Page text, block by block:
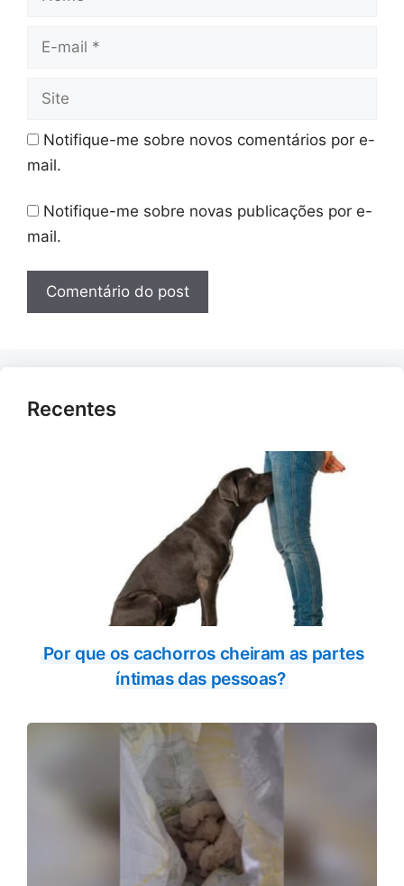
Site
Notifique-me sobre novos comentários por e-
mail.
Notifique-me sobre novas publicações por e-
mail.
Recentes
Por que os cachorros cheiram as partes
íntimas das pessoas?